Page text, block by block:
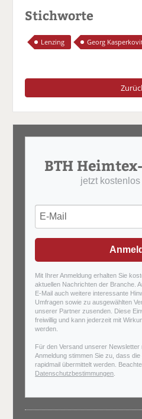
Stichworte
Lenzing Georg
BTH
jetzt
Mit Ihrer Anmeldung erhalten Sie
aktuellen Nachrichten der Branche.
E-Mail auch weitere interessante
Umfragen sowie zu ausgewählten
unserer Partner zusenden. Diese
freiwillig und kann jederzeit mit
werden.
Für den Versand unserer
Anmeldung stimmen Sie zu, dass
rapidmail übermittelt werden.
Datenschutzbestimmungen